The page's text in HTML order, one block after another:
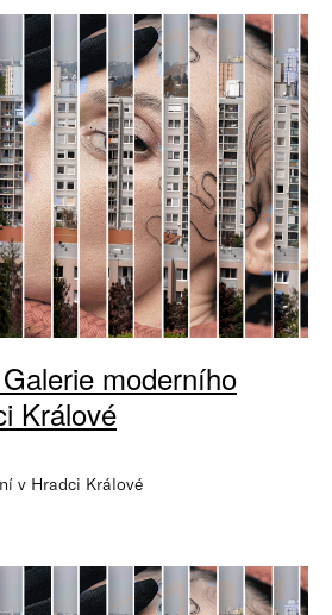
moderního
Králové
v Hradci Králové